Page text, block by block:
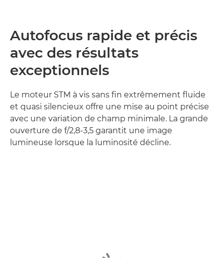
Autofocus rapide et précis
avec des résultats
exceptionnels
Le moteur STM à vis sans fin extrêmement fluide
et quasi silencieux offre une mise au point précise
avec une variation de champ minimale. La grande
ouverture de f/2,8-3,5 garantit une image
lumineuse lorsque la luminosité décline.